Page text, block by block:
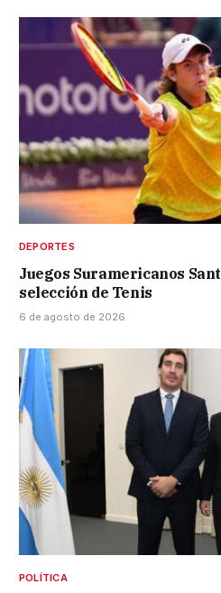
DEPORTES
Juegos Suramericanos
selección de Tenis
6 de agosto de 2026
POLÍTICA